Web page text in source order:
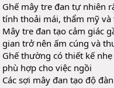
Ghế mây tre đan tự nhiên
tính thoải mái, thẩm mỹ
Mây tre đan tạo cảm giác
gian trở nên ấm cúng và
Ghế thường có thiết kế
phù hợp cho việc ngồi
Các sợi mây đan tạo độ